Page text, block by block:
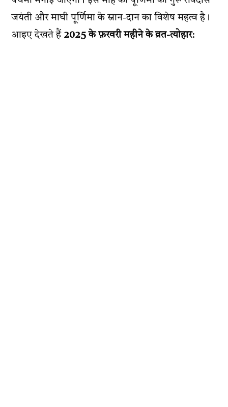
जयंती और माघी पूर्णिमा के स्नान-दान का विशेष महत्व है।
आइए देखते हैं 2025 के फ़रवरी महीने के व्रत-त्योहार: